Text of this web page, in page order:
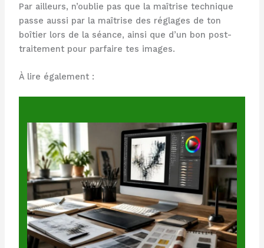
Par ailleurs, n’oublie pas que la maîtrise technique
passe aussi par la maîtrise des réglages de ton
boîtier lors de la séance, ainsi que d’un bon post-
traitement pour parfaire tes images.
À lire également :